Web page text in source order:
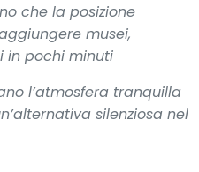
che la posizione
musei,
in pochi minuti
l’atmosfera tranquilla
silenziosa nel